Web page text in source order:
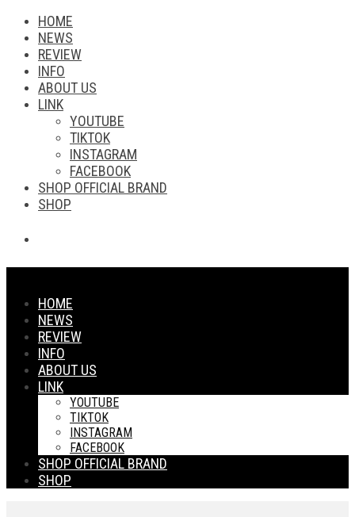
HOME
NEWS
REVIEW
INFO
ABOUT US
LINK
YOUTUBE
TIKTOK
INSTAGRAM
FACEBOOK
SHOP OFFICIAL BRAND
SHOP
HOME
NEWS
REVIEW
INFO
ABOUT US
LINK
YOUTUBE
TIKTOK
INSTAGRAM
FACEBOOK
SHOP OFFICIAL BRAND
SHOP